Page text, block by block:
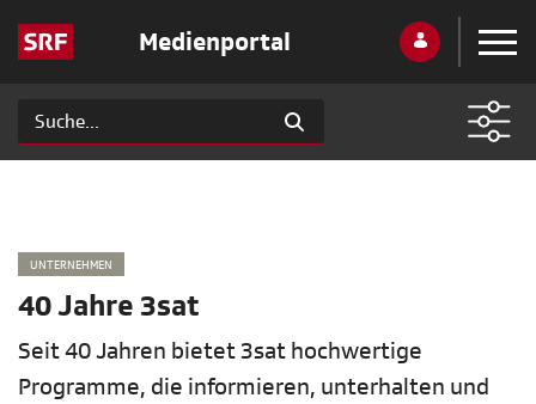
Medienportal
UNTERNEHMEN
40 Jahre 3sat
Seit 40 Jahren bietet 3sat hochwertige
Programme, die informieren, unterhalten und